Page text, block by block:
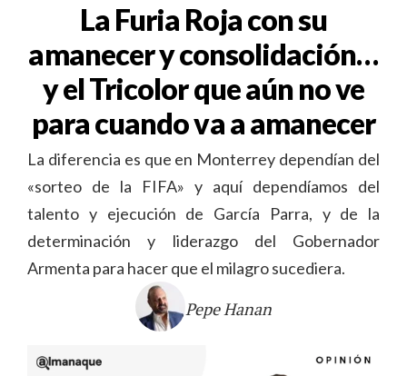
La Furia Roja con su
amanecer y consolidación…
y el Tricolor que aún no ve
para cuando va a amanecer
La diferencia es que en Monterrey dependían del
«sorteo de la FIFA» y aquí dependíamos del
talento y ejecución de García Parra, y de la
determinación y liderazgo del Gobernador
Armenta para hacer que el milagro sucediera.
Pepe Hanan